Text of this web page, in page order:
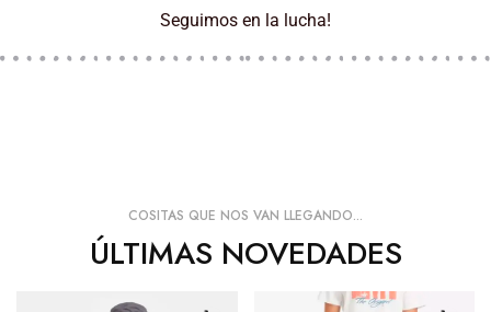
Seguimos en la lucha!
Jerseys
COSITAS QUE NOS VAN LLEGANDO...
ÚLTIMAS NOVEDADES